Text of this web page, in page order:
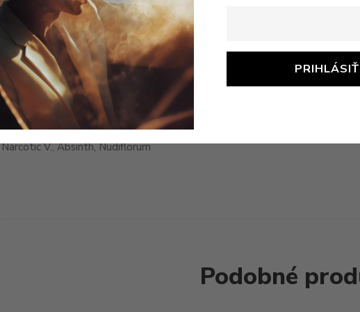
3x 4ml olejový parfum
set obsahuje:
Narcotic V., Absinth, Nudiflorum
Podobné